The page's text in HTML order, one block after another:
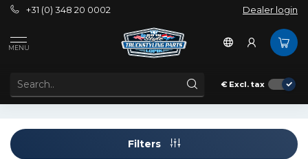
+31 (0) 348 20 0002 Dealer login
MENU
€ Excl. tax
Tags
PRODUCTS TAGGED WITH ATI INTERCOOLER
Filters